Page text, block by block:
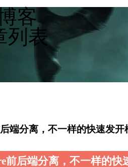
客
列表
端分离，不一样的快速发开
前后端分离，不一样的快